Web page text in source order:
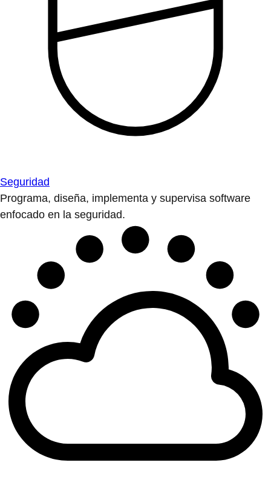
Seguridad
Programa, diseña, implementa y supervisa software
enfocado en la seguridad.